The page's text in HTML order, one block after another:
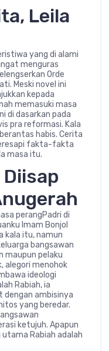
Leila
yang di alami
menguras
Orde
Meski novel ini
kepada
memasuki masa
di dasarkan pada
pra reformasi. Kala
habis. Cerita
fakta-fakta
masa itu.
Diisap
perangPadri di
Imam Bonjol
kala itu, namun
bangsawan
maupun pelaku
alegori menohok
ideologi
Rabiah, ia
dengan ambisinya
yang beredar.
ketujuh. Apapun
Rabiah adalah